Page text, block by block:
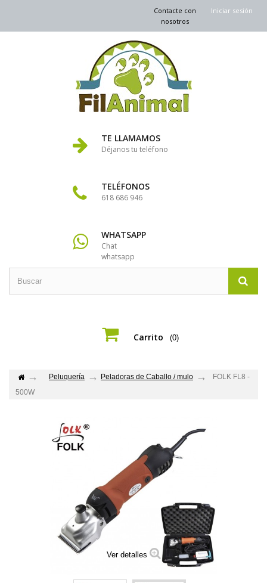
Iniciar sesión
Contacte con
nosotros
TE LLAMAMOS
Déjanos tu teléfono
TELÉFONOS
618 686 946
WHATSAPP
Chat
whatsapp
Carrito (0)
Peluquería Peladoras de Caballo / mulo
FOLK FL8 -
500W
Ver detalles